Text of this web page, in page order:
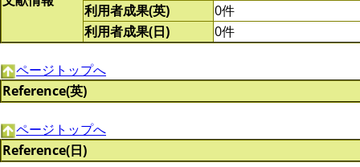
利用者成果(英)
0件
利用者成果(日)
0件
ページトップへ
Reference(英)
ページトップへ
Reference(日)